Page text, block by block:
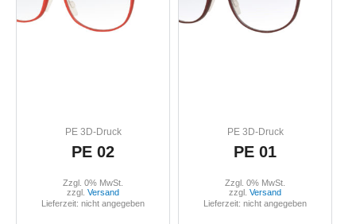
PE 3D-Druck
PE 02
Zzgl. 0% MwSt.
zzgl. Versand
Lieferzeit: nicht angegeben
PE 3D-Druck
PE 01
Zzgl. 0% MwSt.
zzgl. Versand
Lieferzeit: nicht angegeben